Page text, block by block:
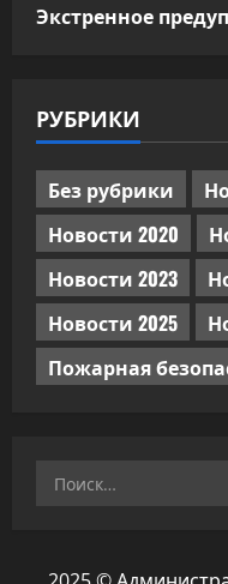
Экстренное
РУБРИКИ
Без рубрики
Новости 2020
Новости 2023
Новости 2025
Пожарная
Найти: